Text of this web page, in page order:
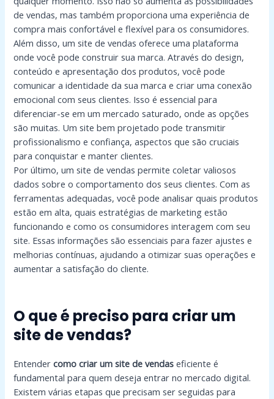
de vendas, mas também proporciona uma experiência de
compra mais confortável e flexível para os consumidores.
Além disso, um site de vendas oferece uma plataforma
onde você pode construir sua marca. Através do design,
conteúdo e apresentação dos produtos, você pode
comunicar a identidade da sua marca e criar uma conexão
emocional com seus clientes. Isso é essencial para
diferenciar-se em um mercado saturado, onde as opções
são muitas. Um site bem projetado pode transmitir
profissionalismo e confiança, aspectos que são cruciais
para conquistar e manter clientes.
Por último, um site de vendas permite coletar valiosos
dados sobre o comportamento dos seus clientes. Com as
ferramentas adequadas, você pode analisar quais produtos
estão em alta, quais estratégias de marketing estão
funcionando e como os consumidores interagem com seu
site. Essas informações são essenciais para fazer ajustes e
melhorias contínuas, ajudando a otimizar suas operações e
aumentar a satisfação do cliente.
O que é preciso para criar um
site de vendas?
Entendercomo criar um site de vendas eficiente é
fundamental para quem deseja entrar no mercado digital.
Existem várias etapas que precisam ser seguidas para